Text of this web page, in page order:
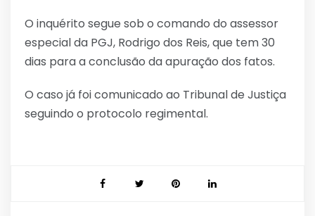
O inquérito segue sob o comando do assessor
especial da PGJ, Rodrigo dos Reis, que tem 30
dias para a conclusão da apuração dos fatos.
O caso já foi comunicado ao Tribunal de Justiça
seguindo o protocolo regimental.